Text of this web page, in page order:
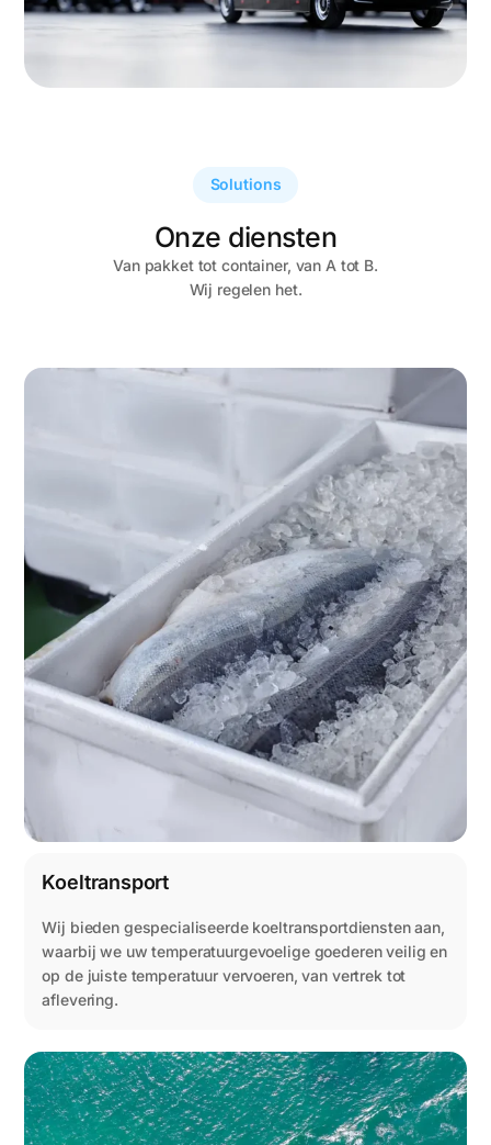
Solutions
Onze diensten
Van pakket tot container, van A tot B.
Wij regelen het.
Koeltransport
Wij bieden gespecialiseerde koeltransportdiensten aan,
waarbij we uw temperatuurgevoelige goederen veilig en
op de juiste temperatuur vervoeren, van vertrek tot
aflevering.